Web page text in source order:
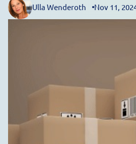
Posted by
Ulla Wenderoth Nov 11,